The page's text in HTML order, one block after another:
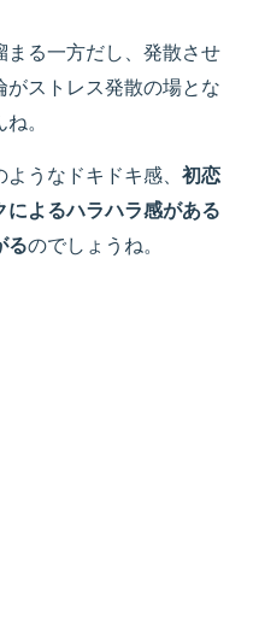
まる一方だし、発散させ
がストレス発散の場とな
。
うなドキドキ感、 初恋
よるハラハラ感がある
るのでしょうね。